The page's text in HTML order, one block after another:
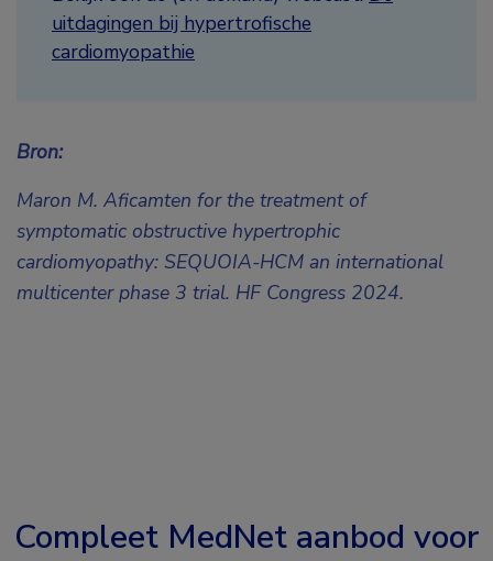
uitdagingen bij hypertrofische
cardiomyopathie
Bron:
Maron M. Aficamten for the treatment of
symptomatic obstructive hypertrophic
cardiomyopathy: SEQUOIA-HCM an international
multicenter phase 3 trial. HF Congress 2024.
Compleet MedNet aanbod voor